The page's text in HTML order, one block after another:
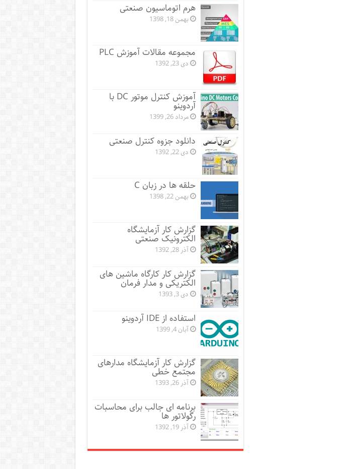
هرم اتوماسیون صنعتی
بهمن 18, 1398
مجموعه مقالات آموزش PLC
دی 23, 1392
آموزش کنترل موتور DC با
آردوینو
مرداد 26, 1399
دانلود جزوه کنترل صنعتی
دی 22, 1392
حلقه ها در زبان C
بهمن 22, 1398
گزارش کار آزمایشگاه
الکترونیک صنعتی
آذر 28, 1392
گزارش کار کارگاه ماشین های
الکتریکی و مدار فرمان
دی 3, 1393
استفاده از IDE آردوینو
آبان 4, 1399
گزارش کار آزمایشگاه مدارهای
مجتمع خطی
آذر 26, 1393
برنامه ای جالب برای محاسبات
رگولاتور ها
آذر 19, 1392